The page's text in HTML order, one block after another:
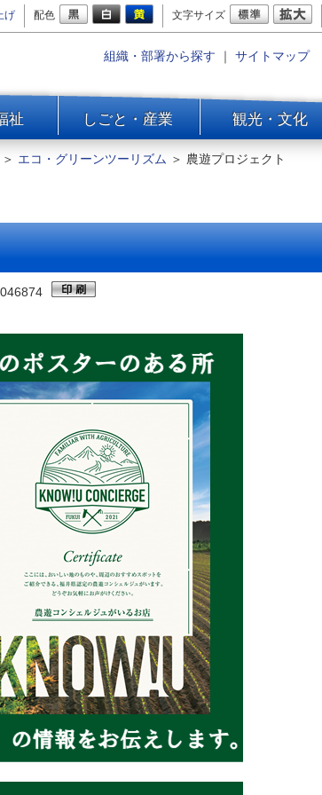
げ 配色 文字サイズ
組織・部署から探す ｜ サイトマップ
祉 しごと・産業 観光・文化
エコ・グリーンツーリズム ＞ 農遊プロジェクト
046874